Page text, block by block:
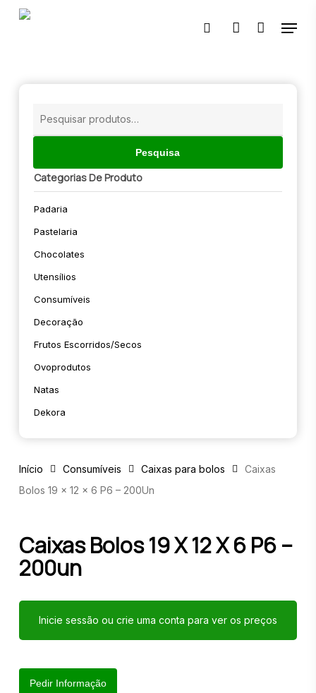
Skip
🔍
pesquisaraccount
Menu
Pesquisa
Categorias De Produto
Padaria
Pastelaria
Chocolates
Utensílios
Consumíveis
Decoração
Frutos Escorridos/secos
Ovoprodutos
Natas
Dekora
Início Consumíveis Caixas para bolos
Caixas
Bolos 19 x 12 x 6 P6 – 200Un
Caixas Bolos 19 X 12 X 6 P6 –
200un
Inicie sessão ou crie uma conta para ver os preços
Pedir Informação